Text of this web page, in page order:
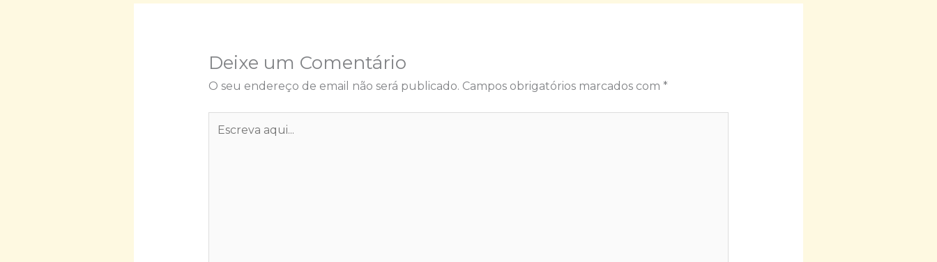
Deixe um Comentário
O seu endereço de email não será publicado. Campos obrigatórios marcados com *
aqui...